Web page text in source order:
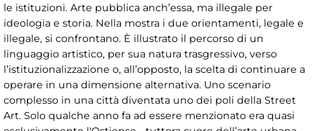
le istituzioni. Arte pubblica anch’essa, ma illegale per
ideologia e storia. Nella mostra i due orientamenti, legale e
illegale, si confrontano. È illustrato il percorso di un
linguaggio artistico, per sua natura trasgressivo, verso
l’istituzionalizzazione o, all’opposto, la scelta di continuare a
operare in una dimensione alternativa. Uno scenario
complesso in una città diventata uno dei poli della Street
Art. Solo qualche anno fa ad essere menzionato era quasi